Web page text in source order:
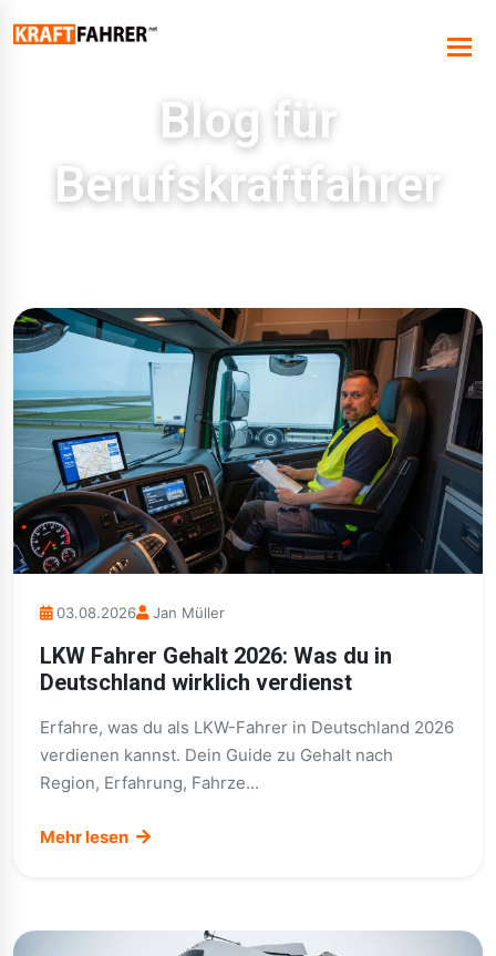
Blog für
Berufskraftfahrer
03.08.2026 Jan Müller
LKW Fahrer Gehalt 2026: Was du in
Deutschland wirklich verdienst
Erfahre, was du als LKW-Fahrer in Deutschland 2026
verdienen kannst. Dein Guide zu Gehalt nach
Region, Erfahrung, Fahrze...
Mehr lesen